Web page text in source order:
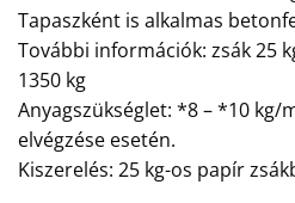
Tapaszként is alkalmas
További információk: zsák 25
1350 kg
Anyagszükséglet: *8 – *10 kg/
elvégzése esetén.
Kiszerelés: 25 kg-os papír